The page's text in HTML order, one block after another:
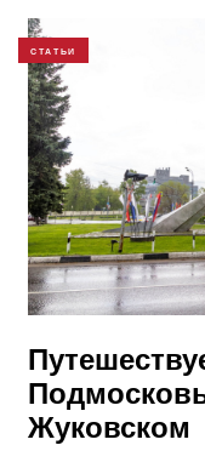
СТАТЬИ
Жуковском